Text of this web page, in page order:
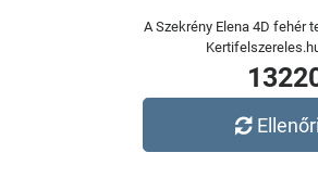
A Szekrény Elena 4D fehér